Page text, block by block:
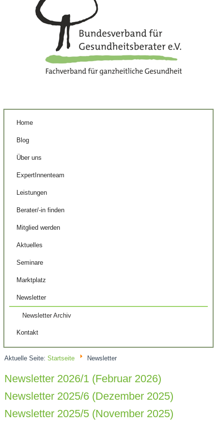
Home
Blog
Über uns
ExpertInnenteam
Leistungen
Berater/-in finden
Mitglied werden
Aktuelles
Seminare
Marktplatz
Newsletter
Newsletter Archiv
Kontakt
Aktuelle Seite:Startseite Newsletter
Newsletter 2026/1 (Februar 2026)
Newsletter 2025/6 (Dezember 2025)
Newsletter 2025/5 (November 2025)